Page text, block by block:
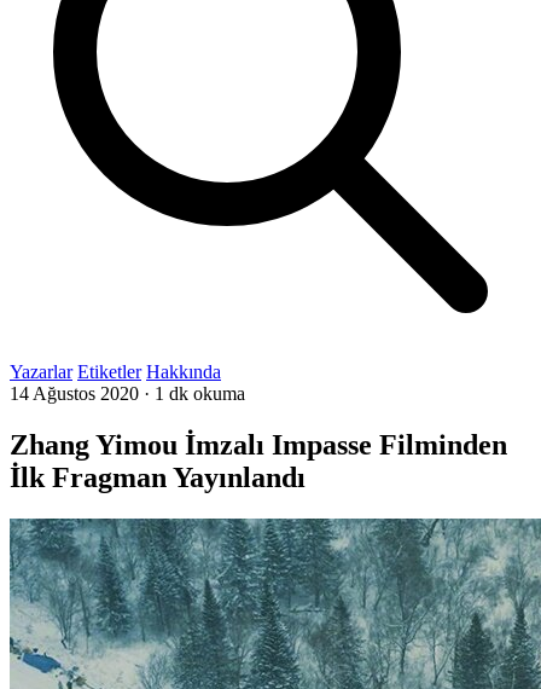
Yazarlar Etiketler Hakkında
14 Ağustos 2020 · 1 dk okuma
Zhang Yimou İmzalı Impasse Filminden
İlk Fragman Yayınlandı